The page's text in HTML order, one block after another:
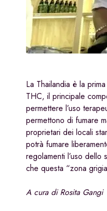
La Thailandia è la
THC, il principale
permettere l’uso
permettono di fumare
proprietari dei locali
potrà fumare
regolamenti l’uso
che questa “zona
A cura di Rosita Gangi